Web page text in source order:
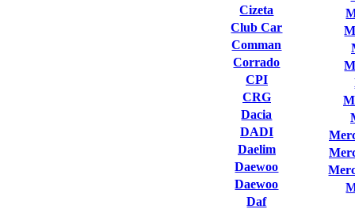
Cizeta
Club Сar
Comman
Corrado
CPI
CRG
Dacia
DADI
Daelim
Daewoo
Daewoo
Daf